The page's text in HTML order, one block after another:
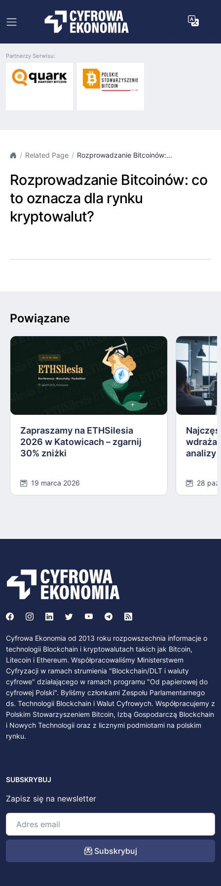
Partnerzy Serwisu:
Related Page Rozprowadzanie Bitcoinów:...
Rozprowadzanie Bitcoinów: co
to oznacza dla rynku
kryptowalut?
Powiązane
Zapraszamy na ETHSilesia
2026 w Katowicach – zgarnij
30% zniżki
19 marca 2026
analizy
28
Cyfrowa Ekonomia od 2013 roku rozpowszechnia informacje o
technologii Blockchain i kryptowalutach takich jak Bitcoin,
Litecoin i Ethereum. Współpracowaliśmy Ministerstwem
Cyfryzacji w ramach strumienia "Blockchain/DLT i waluty
cyfrowe" działającego w ramach programu "Od papierowej do
cyfrowej Polski". Byliśmy członkami Zespołu Parlamentarnego
ds. Technologii Blockchain i Walut Cyfrowych. Współpracujemy z
Polskim Stowarzyszeniem Bitcoin, Izbą Gospodarczą Blockchain
i Nowych Technologii oraz z licznymi podmiotami na polskim
rynku.
SUBSKRYBUJ
Zapisz się na newsletter
Subskrybuj